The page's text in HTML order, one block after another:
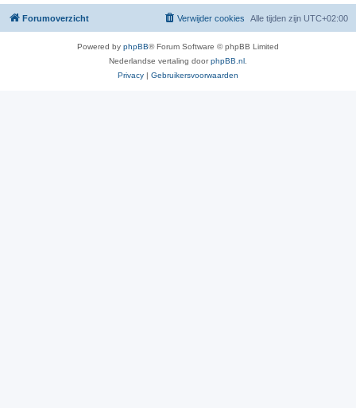
Forumoverzicht Alle tijden zijn UTC+02:00
Verwijder cookies
Powered by phpBB® Forum Software © phpBB Limited
Nederlandse vertaling doorphpBB.nl
Privacy | Gebruikersvoorwaarden